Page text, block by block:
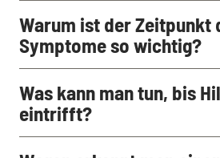
Warum ist der Zeitpunkt
Symptome so wichtig?
Was kann man tun, bis
eintrifft?